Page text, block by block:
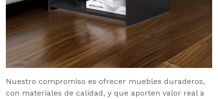
Nuestro compromiso es ofrecer muebles duraderos,
con materiales de calidad, y que aporten valor real a